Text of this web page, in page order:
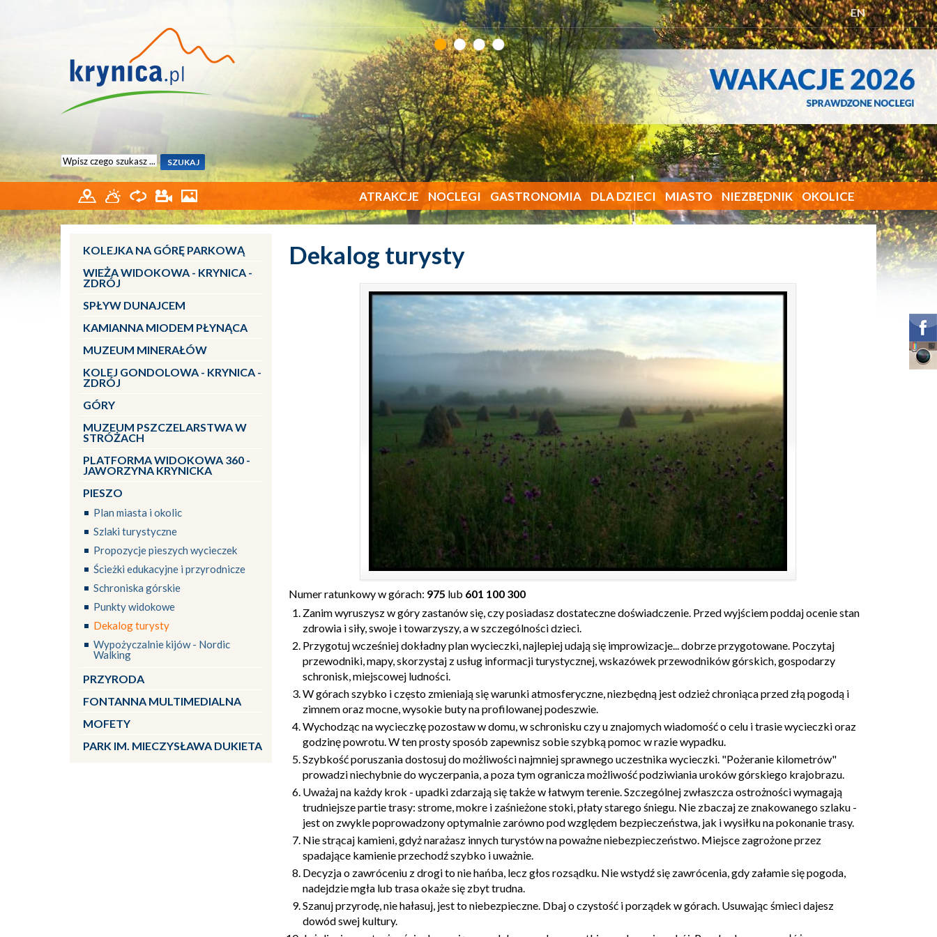
EN
ATRAKCJE NOCLEGI GASTRONOMIA DLA DZIECI MIASTO NIEZBĘDNIK OKOLICE
KOLEJKA NA GÓRĘ PARKOWĄ
WIEŻA WIDOKOWA - KRYNICA -
ZDRÓJ
SPŁYW DUNAJCEM
KAMIANNA MIODEM PŁYNĄCA
MUZEUM MINERAŁÓW
KOLEJ GONDOLOWA - KRYNICA -
ZDRÓJ
GÓRY
MUZEUM PSZCZELARSTWA W
STRÓŻACH
PLATFORMA WIDOKOWA 360 -
JAWORZYNA KRYNICKA
PIESZO
Plan miasta i okolic
Szlaki turystyczne
Propozycje pieszych wycieczek
Ścieżki edukacyjne i przyrodnicze
Schroniska górskie
Punkty widokowe
Dekalog turysty
Wypożyczalnie kijów - Nordic
Walking
PRZYRODA
FONTANNA MULTIMEDIALNA
MOFETY
PARK IM. MIECZYSŁAWA DUKIETA
Dekalog turysty
Numer ratunkowy w górach: 975 lub 601 100 300
Zanim wyruszysz w góry zastanów się, czy posiadasz dostateczne doświadczenie. Przed wyjściem poddaj ocenie stan
zdrowia i siły, swoje i towarzyszy, a w szczególności dzieci.
Przygotuj wcześniej dokładny plan wycieczki, najlepiej udają się improwizacje... dobrze przygotowane. Poczytaj
przewodniki, mapy, skorzystaj z usług informacji turystycznej, wskazówek przewodników górskich, gospodarzy
schronisk, miejscowej ludności.
W górach szybko i często zmieniają się warunki atmosferyczne, niezbędną jest odzież chroniąca przed złą pogodą i
zimnem oraz mocne, wysokie buty na profilowanej podeszwie.
Wychodząc na wycieczkę pozostaw w domu, w schronisku czy u znajomych wiadomość o celu i trasie wycieczki oraz
godzinę powrotu. W ten prosty sposób zapewnisz sobie szybką pomoc w razie wypadku.
Szybkość poruszania dostosuj do możliwości najmniej sprawnego uczestnika wycieczki. "Pożeranie kilometrów"
prowadzi niechybnie do wyczerpania, a poza tym ogranicza możliwość podziwiania uroków górskiego krajobrazu.
Uważaj na każdy krok - upadki zdarzają się także w łatwym terenie. Szczególnej zwłaszcza ostrożności wymagają
trudniejsze partie trasy: strome, mokre i zaśnieżone stoki, płaty starego śniegu. Nie zbaczaj ze znakowanego szlaku -
jest on zwykle poprowadzony optymalnie zarówno pod względem bezpieczeństwa, jak i wysiłku na pokonanie trasy.
Nie strącaj kamieni, gdyż narażasz innych turystów na poważne niebezpieczeństwo. Miejsce zagrożone przez
spadające kamienie przechodź szybko i uważnie.
Decyzja o zawróceniu z drogi to nie hańba, lecz głos rozsądku. Nie wstydź się zawrócenia, gdy załamie się pogoda,
nadejdzie mgła lub trasa okaże się zbyt trudna.
Szanuj przyrodę, nie hałasuj, jest to niebezpieczne. Dbaj o czystość i porządek w górach. Usuwając śmieci dajesz
dowód swej kultury.